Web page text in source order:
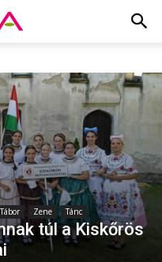
Tábor Zene Tánc
túl a Kiskőrös